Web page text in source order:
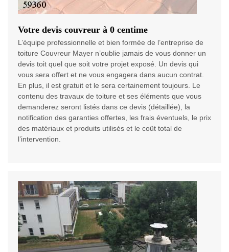
Votre devis couvreur à 0 centime
L’équipe professionnelle et bien formée de l’entreprise de
toiture Couvreur Mayer n’oublie jamais de vous donner un
devis toit quel que soit votre projet exposé. Un devis qui
vous sera offert et ne vous engagera dans aucun contrat.
En plus, il est gratuit et le sera certainement toujours. Le
contenu des travaux de toiture et ses éléments que vous
demanderez seront listés dans ce devis (détaillée), la
notification des garanties offertes, les frais éventuels, le prix
des matériaux et produits utilisés et le coût total de
l’intervention.